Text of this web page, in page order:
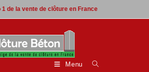
1 de la vente de clôture en France
Menu